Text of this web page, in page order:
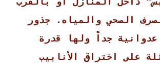
الصحي والمياه. جذور
جداً ولها قدرة
على اختراق الأنابيب